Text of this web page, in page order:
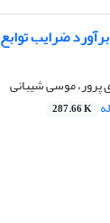
ضرایب توابع
موسی شیبانی
287.66 K